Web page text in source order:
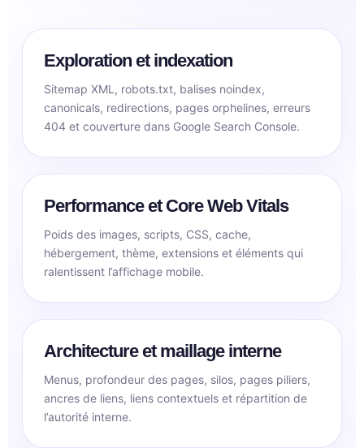
Exploration et indexation
Sitemap XML, robots.txt, balises noindex,
canonicals, redirections, pages orphelines, erreurs
404 et couverture dans Google Search Console.
Performance et Core Web Vitals
Poids des images, scripts, CSS, cache,
hébergement, thème, extensions et éléments qui
ralentissent l’affichage mobile.
Architecture et maillage interne
Menus, profondeur des pages, silos, pages piliers,
ancres de liens, liens contextuels et répartition de
l’autorité interne.